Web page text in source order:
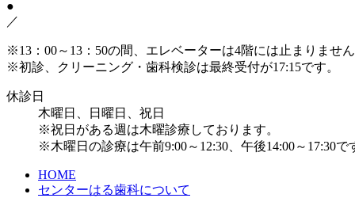
●
／
※13：00～13：50の間、エレベーターは4階には止まりませ
※初診、クリーニング・歯科検診は最終受付が17:15です。
休診日
木曜日、日曜日、祝日
※祝日がある週は木曜診療しております。
※木曜日の診療は午前9:00～12:30、午後14:00～17:30で
HOME
センターはる歯科について